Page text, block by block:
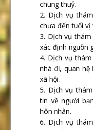
chung thuỷ.
2. Dịch vụ
chưa đến tuổi vị
3. Dịch vụ
xác định nguồn
4. Dịch vụ
nhà đi, quan
xã hội.
5. Dịch vụ
tin về người
hôn nhân.
6. Dịch vụ